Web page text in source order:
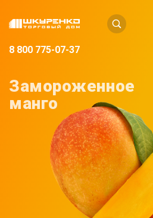
8 800 775-07-37
Замороженное
манго